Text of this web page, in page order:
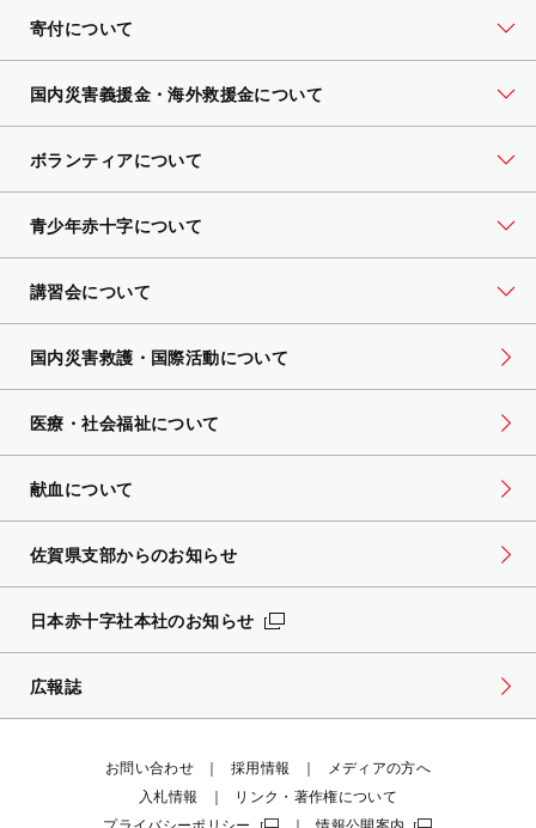
寄付について
国内災害義援金・海外救援金について
ボランティアについて
青少年赤十字について
講習会について
国内災害救護・国際活動について
医療・社会福祉について
献血について
佐賀県支部からのお知らせ
日本赤十字社本社のお知らせ
広報誌
お問い合わせ 採用情報
メディアの方へ
入札情報
リンク・著作権について